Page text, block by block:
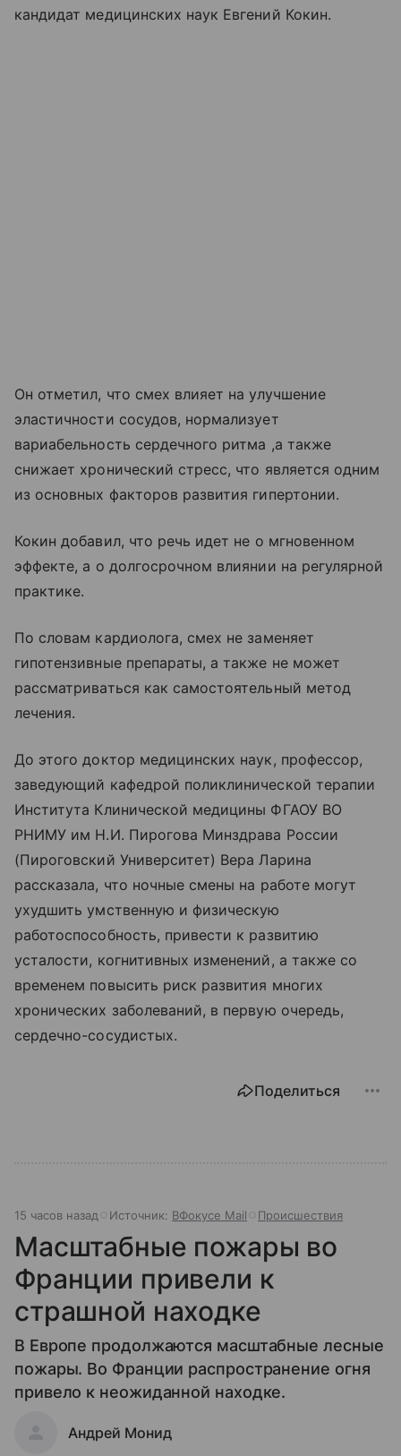
кандидат медицинских наук Евгений Кокин.
Он отметил, что смех влияет на улучшение
эластичности сосудов, нормализует
вариабельность сердечного ритма ,а также
снижает хронический стресс, что является одним
из основных факторов развития гипертонии.
Кокин добавил, что речь идет не о мгновенном
эффекте, а о долгосрочном влиянии на регулярной
практике.
По словам кардиолога, смех не заменяет
гипотензивные препараты, а также не может
рассматриваться как самостоятельный метод
лечения.
До этого доктор медицинских наук, профессор,
заведующий кафедрой поликлинической терапии
Института Клинической медицины ФГАОУ ВО
РНИМУ им Н.И. Пирогова Минздрава России
(Пироговский Университет) Вера Ларина
рассказала, что ночные смены на работе могут
ухудшить умственную и физическую
работоспособность, привести к развитию
усталости, когнитивных изменений, а также со
временем повысить риск развития многих
хронических заболеваний, в первую очередь,
сердечно-сосудистых.
Поделиться
15 часов назад Источник: ВФокусе Mail Происшествия
Масштабные пожары во
Франции привели к
страшной находке
В Европе продолжаются масштабные лесные
пожары. Во Франции распространение огня
привело к неожиданной находке.
Андрей Монид